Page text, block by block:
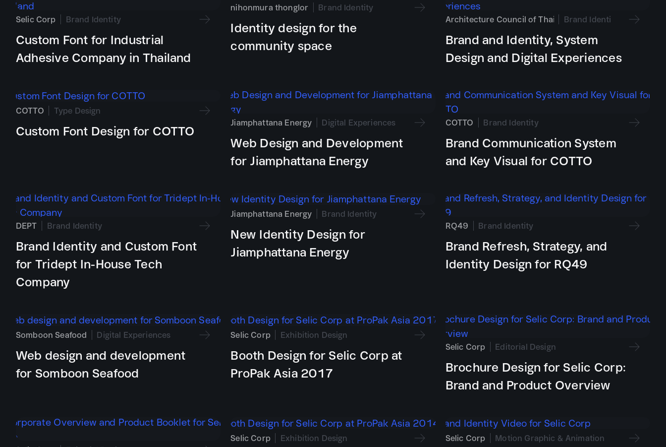
Selic Corp Brand Identity
Custom Font for Industrial
Adhesive Company in Thailand
nihonmura thonglor Brand Identity
Identity design for the
community space
Architecture Council of ThailandBrand Identity
Brand and Identity, System
Design and Digital Experiences
COTTO Type Design
Custom Font Design for COTTO Jiamphattana Energy Digital Experiences
Web Design and Development
for Jiamphattana Energy
COTTO Brand Identity
Brand Communication System
and Key Visual for COTTO
DEPT Brand Identity
Brand Identity and Custom Font
for Tridept In-House Tech
Company
Jiamphattana Energy Brand Identity
New Identity Design for
Jiamphattana Energy
RQ49 Brand Identity
Brand Refresh, Strategy, and
Identity Design for RQ49
Somboon Seafood Digital Experiences
Web design and development
for Somboon Seafood
Selic Corp Exhibition Design
Booth Design for Selic Corp at
ProPak Asia 2017
Selic Corp Editorial Design
Brochure Design for Selic Corp:
Brand and Product Overview
Selic Corp Exhibition Design Selic Corp Motion Graphic & Animation